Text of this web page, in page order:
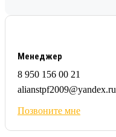
Менеджер
8 950 156 00 21
alianstpf2009@yandex.ru
Позвоните мне